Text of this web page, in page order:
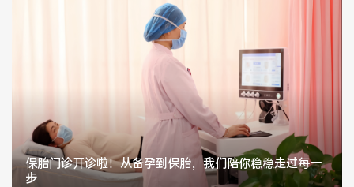
保胎门诊开诊啦！从备孕到保胎，我们陪你稳稳走过每一
步